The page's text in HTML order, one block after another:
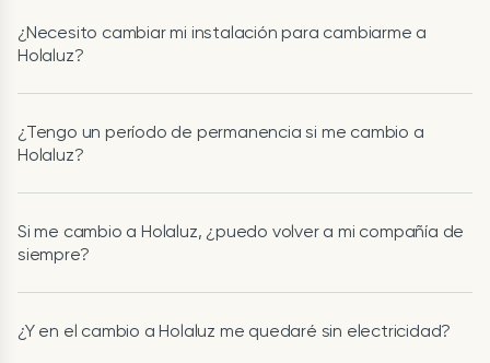
¿Necesito cambiar mi instalación para cambiarme a
Holaluz?
¿Tengo un período de permanencia si me cambio a
Holaluz?
Si me cambio a Holaluz, ¿puedo volver a mi compañía de
siempre?
¿Y en el cambio a Holaluz me quedaré sin electricidad?